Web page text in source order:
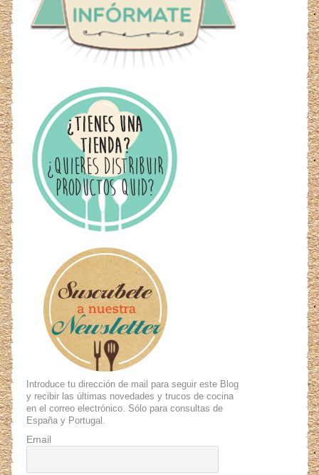
Introduce tu dirección de mail para seguir este Blog
y recibir las últimas novedades y trucos de cocina
en el correo electrónico. Sólo para consultas de
España y Portugal.
Email